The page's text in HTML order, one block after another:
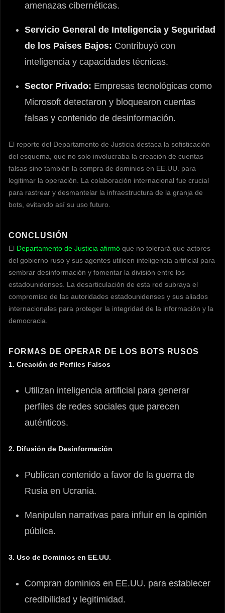
amenazas cibernéticas.
Servicio General de Inteligencia y Seguridad
de los Países Bajos: Contribuyó con
inteligencia y capacidades técnicas.
Sector Privado: Empresas tecnológicas como
Microsoft detectaron y bloquearon cuentas
falsas y contenido de desinformación.
El reporte del Departamento de Justicia destaca la sofisticación
del esquema, que no solo involucraba la creación de cuentas
falsas sino también la compra de dominios en EE.UU. para
legitimar la operación. La colaboración internacional fue crucial
para rastrear y desmantelar la infraestructura de la granja de
bots, evitando así su uso futuro.
CONCLUSIÓN
El Departamento de Justicia afirmó que no tolerará que actores
del gobierno ruso y sus agentes utilicen inteligencia artificial para
sembrar desinformación y fomentar la división entre los
estadounidenses. La desarticulación de esta red subraya el
compromiso de las autoridades estadounidenses y sus aliados
internacionales para proteger la integridad de la información y la
democracia.
FORMAS DE OPERAR DE LOS BOTS RUSOS
1. Creación de Perfiles Falsos
Utilizan inteligencia artificial para generar
perfiles de redes sociales que parecen
auténticos.
2. Difusión de Desinformación
Publican contenido a favor de la guerra de
Rusia en Ucrania.
Manipulan narrativas para influir en la opinión
pública.
3. Uso de Dominios en EE.UU.
Compran dominios en EE.UU. para establecer
credibilidad y legitimidad.